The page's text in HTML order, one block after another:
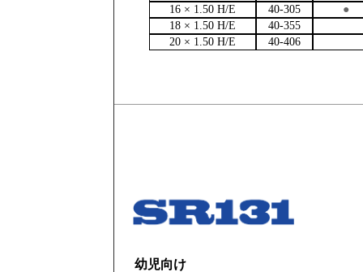
16 × 1.50 H/E
40-305
●
18 × 1.50 H/E
40-355
20 × 1.50 H/E
40-406
幼児向け